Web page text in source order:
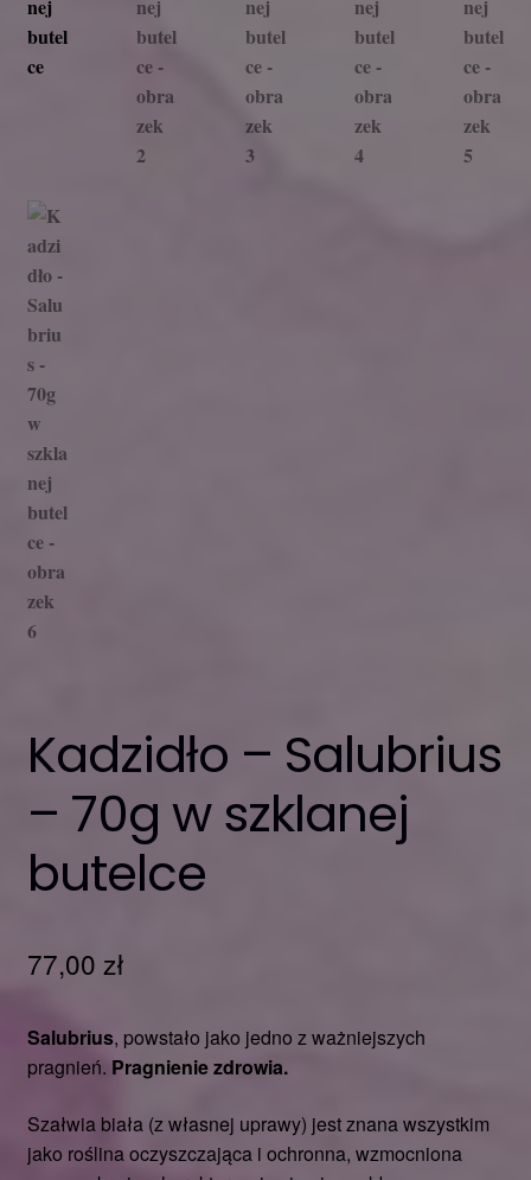
Kadzidło – Salubrius
– 70g w szklanej
butelce
77,00 zł
Salubrius, powstało jako jedno z ważniejszych
pragnień. Pragnienie zdrowia.
Szałwia biała (z własnej uprawy) jest znana wszystkim
jako roślina oczyszczająca i ochronna, wzmocniona